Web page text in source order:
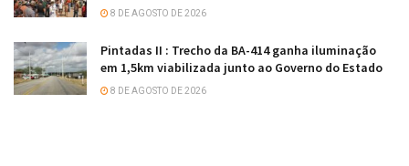
8 DE AGOSTO DE 2026
Pintadas II : Trecho da BA-414 ganha iluminação
em 1,5km viabilizada junto ao Governo do Estado
8 DE AGOSTO DE 2026